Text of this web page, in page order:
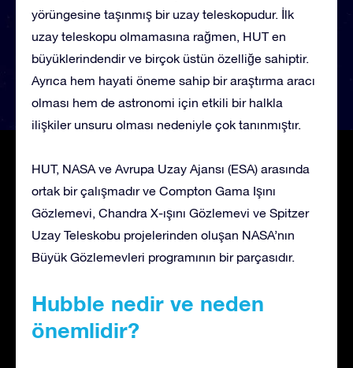
yörüngesine taşınmış bir uzay teleskopudur. İlk
uzay teleskopu olmamasına rağmen, HUT en
büyüklerindendir ve birçok üstün özelliğe sahiptir.
Ayrıca hem hayati öneme sahip bir araştırma aracı
olması hem de astronomi için etkili bir halkla
ilişkiler unsuru olması nedeniyle çok tanınmıştır.
HUT, NASA ve Avrupa Uzay Ajansı (ESA) arasında
ortak bir çalışmadır ve Compton Gama Işını
Gözlemevi, Chandra X-ışını Gözlemevi ve Spitzer
Uzay Teleskobu projelerinden oluşan NASA’nın
Büyük Gözlemevleri programının bir parçasıdır.
Hubble nedir ve neden
önemlidir?